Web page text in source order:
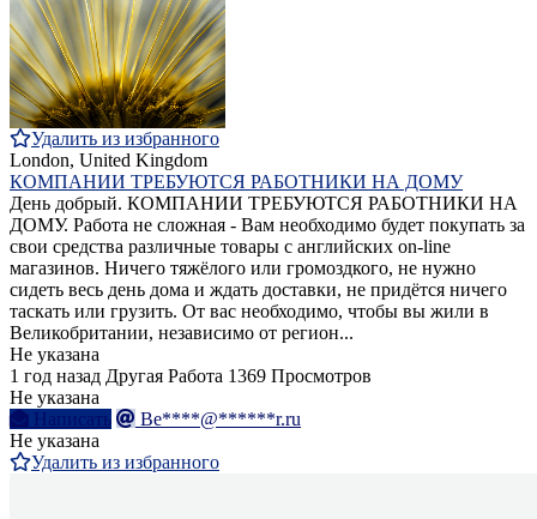
Удалить из избранного
London, United Kingdom
КОМПАНИИ ТРЕБУЮТСЯ РАБОТНИКИ НА ДОМУ
День добрый. КОМПАНИИ ТРЕБУЮТСЯ РАБОТНИКИ НА
ДОМУ. Работа не сложная - Вам необходимо будет покупать за
свои средства различные товары с английских on-line
магазинов. Ничего тяжёлого или громоздкого, не нужно
сидеть весь день дома и ждать доставки, не придётся ничего
таскать или грузить. От вас необходимо, чтобы вы жили в
Великобритании, независимо от регион...
Не указана
1 год назад Другая Работа 1369 Просмотров
Не указана
Написать
Be****@******r.ru
Не указана
Удалить из избранного